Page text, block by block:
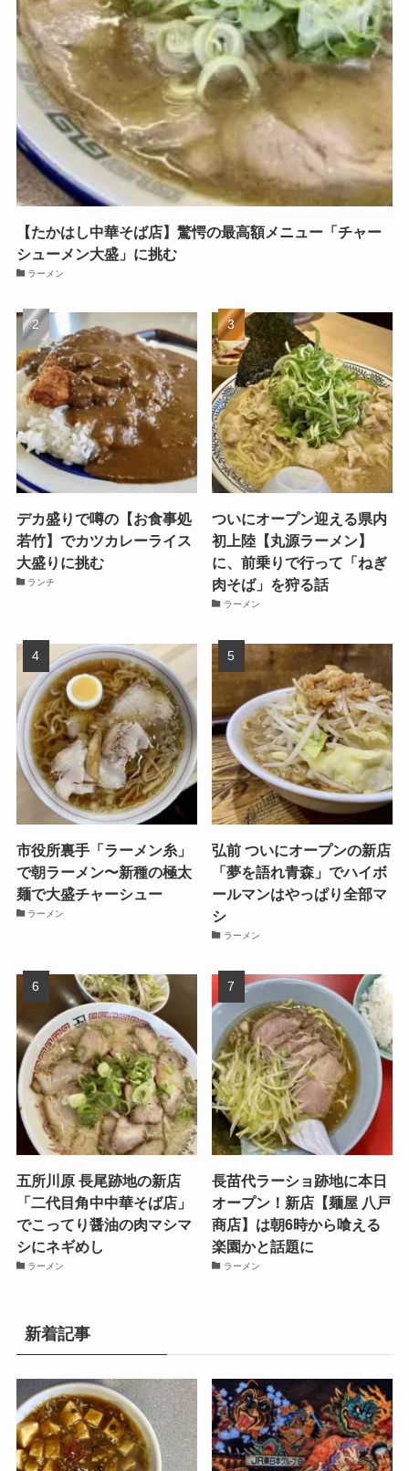
【たかはし中華そば店】驚愕の最高額メニュー「チャー
シューメン大盛」に挑む
ラーメン
デカ盛りで噂の【お食事処
若竹】でカツカレーライス
大盛りに挑む
ランチ
ついにオープン迎える県内
初上陸【丸源ラーメン】
に、前乗りで行って「ねぎ
肉そば」を狩る話
ラーメン
市役所裏手「ラーメン糸」
で朝ラーメン〜新種の極太
麺で大盛チャーシュー
ラーメン
弘前 ついにオープンの新店
「夢を語れ青森」でハイボ
ールマンはやっぱり全部マ
シ
ラーメン
五所川原 長尾跡地の新店
「二代目角中中華そば店」
でこってり醤油の肉マシマ
シにネギめし
ラーメン
長苗代ラーショ跡地に本日
オープン！新店【麺屋 八戸
商店】は朝6時から喰える
楽園かと話題に
ラーメン
新着記事